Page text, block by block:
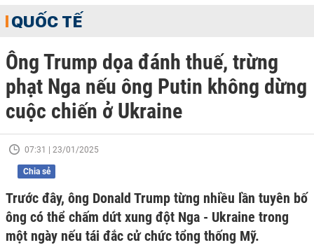
QUỐC TẾ
Ông Trump dọa đánh thuế, trừng
phạt Nga nếu ông Putin không dừng
cuộc chiến ở Ukraine
07:31 | 23/01/2025
Chia sẻ
Trước đây, ông Donald Trump từng nhiều lần tuyên bố
ông có thể chấm dứt xung đột Nga - Ukraine trong
một ngày nếu tái đắc cử chức tổng thống Mỹ.